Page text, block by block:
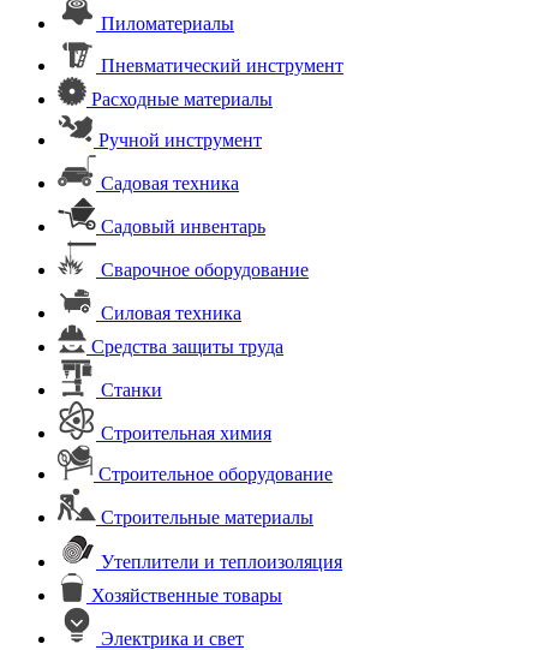
Пиломатериалы
Пневматический инструмент
Расходные материалы
Ручной инструмент
Садовая техника
Садовый инвентарь
Сварочное оборудование
Силовая техника
Средства защиты труда
Станки
Строительная химия
Строительное оборудование
Строительные материалы
Утеплители и теплоизоляция
Хозяйственные товары
Электрика и свет